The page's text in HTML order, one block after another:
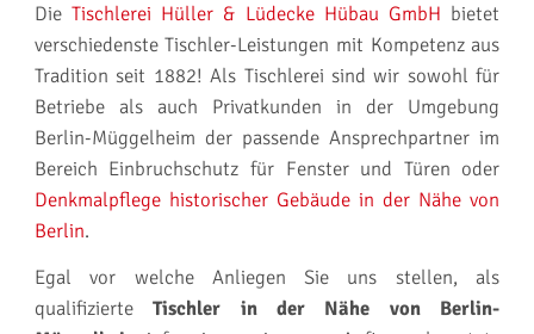
DieTischlerei Hüller & Lüdecke Hübau GmbH bietet
verschiedenste Tischler-Leistungen mit Kompetenz aus
Tradition seit 1882! Als Tischlerei sind wir sowohl für
Betriebe als auch Privatkunden in der Umgebung
Berlin-Müggelheim der passende Ansprechpartner im
Bereich Einbruchschutz für Fenster und Türen oder
Denkmalpflege historischer Gebäude in der Nähe von
Berlin.
Egal vor welche Anliegen Sie uns stellen, als
qualifizierteTischler in der Nähe von Berlin-